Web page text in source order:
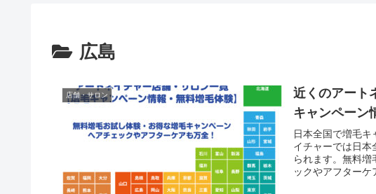
広島
店舗・サロン
近くのアート
キャンペーン
日本全国で増毛
イチャーでは日本
られます。無料増
ックやアフターケ